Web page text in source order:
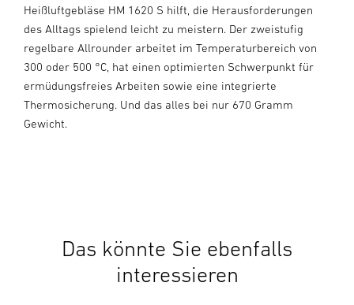
Heißluftgebläse HM 1620 S hilft, die Herausforderungen
des Alltags spielend leicht zu meistern. Der zweistufig
regelbare Allrounder arbeitet im Temperaturbereich von
300 oder 500 °C, hat einen optimierten Schwerpunkt für
ermüdungsfreies Arbeiten sowie eine integrierte
Thermosicherung. Und das alles bei nur 670 Gramm
Gewicht.
Das könnte Sie ebenfalls
interessieren